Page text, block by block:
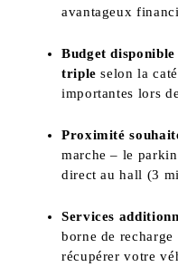
avantageux
Budget disponible
triple selon la
importantes lors
Proximité
marche – le
direct au hall (3
Services
borne de
récupérer votre